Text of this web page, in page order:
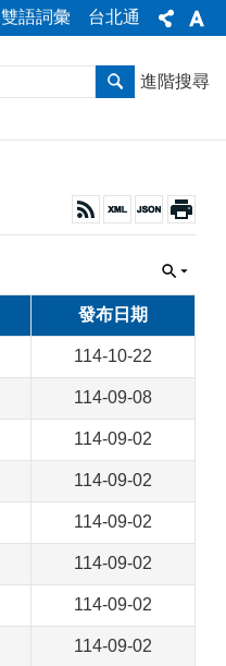
雙語詞彙 台北通
進階搜尋
發布日期
114-10-22
114-09-08
114-09-02
114-09-02
114-09-02
114-09-02
114-09-02
114-09-02